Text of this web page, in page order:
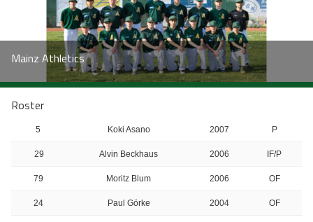
Mainz Athletics
Roster
5 Koki Asano 2007 P
29 Alvin Beckhaus 2006 IF/P
79 Moritz Blum 2006 OF
24 Paul Görke 2004 OF